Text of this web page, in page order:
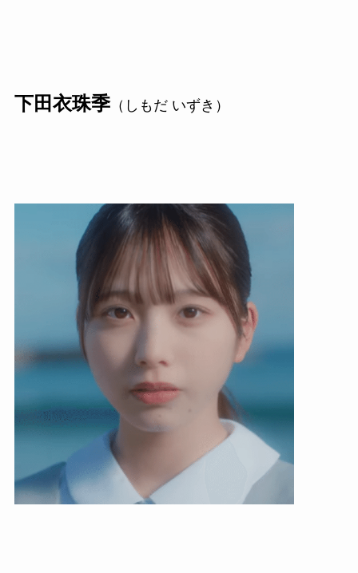
下田衣珠季（しもだ いずき）